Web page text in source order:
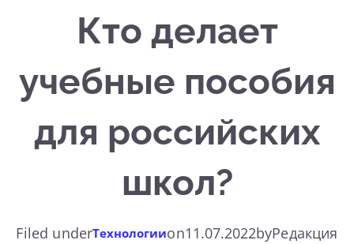
Кто делает
учебные пособия
для российских
школ?
Filed underТехнологииon11.07.2022byРедакция